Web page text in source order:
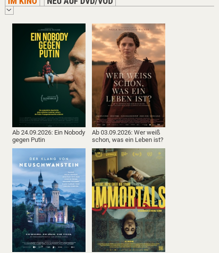
Ab 24.09.2026: Ein Nobody
gegen Putin
Ab 03.09.2026: Wer weiß
schon, was ein Leben ist?